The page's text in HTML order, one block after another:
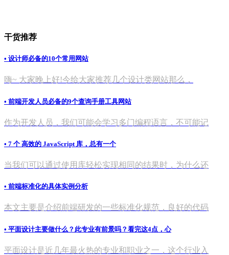
干货推荐
• 设计师必备的10个常用网站
嗨~ 大家晚上好!今给大家推荐几个设计类网站那么，
• 前端开发人员必备的9个查询手册工具网站
作为开发人员，我们可能会学习多门编程语言，不可能记
• 7 个 高效的 JavaScript 库，总有一个
当我们可以通过使用库轻松实现相同的结果时，为什么还
• 前端标准化的具体实例分析
本文主要是介绍前端研发的一些标准化规范，良好的代码
• 平面设计主要做什么？此专业有前景吗？看完这4点，心
平面设计是近几年最火热的专业和职业之一，这个行业入